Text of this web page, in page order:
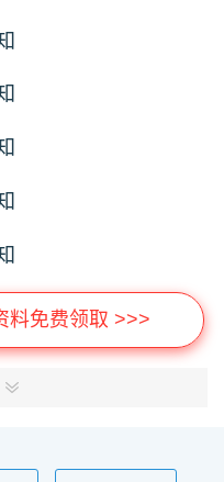
料免费领取 >>>